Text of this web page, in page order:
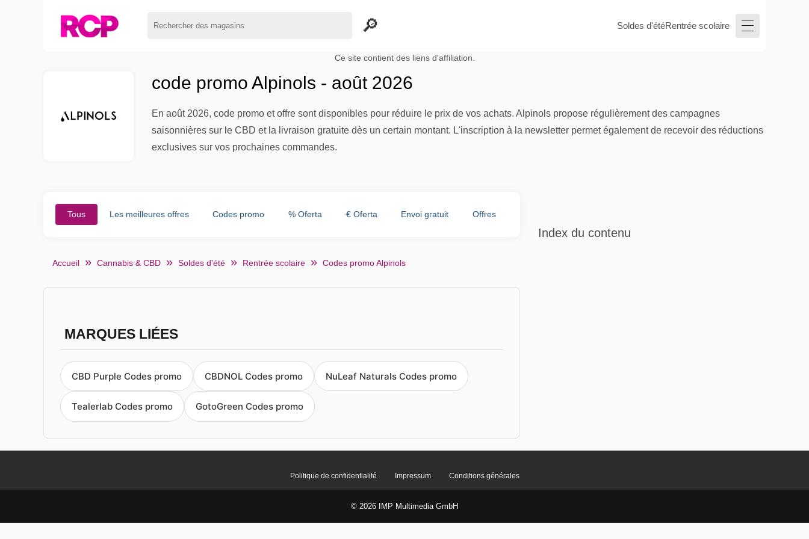
Soldes d'étéRentrée scolaire
Ce site contient des liens d'affiliation.
code promo Alpinols - août 2026
En août 2026, code promo et offre sont disponibles pour réduire le prix de vos achats. Alpinols propose régulièrement des campagnes
saisonnières sur le CBD et la livraison gratuite dès un certain montant. L'inscription à la newsletter permet également de recevoir des réductions
exclusives sur vos prochaines commandes.
Tous Les meilleures offres Codes promo % Oferta € Oferta Envoi gratuit Offres
Accueil Cannabis & CBD Soldes d'été Rentrée scolaire Codes promo Alpinols
MARQUES LIÉES
CBD Purple Codes promo CBDNOL Codes promo NuLeaf Naturals Codes promo
Tealerlab Codes promo GotoGreen Codes promo
Index du contenu
Politique de confidentialité Impressum Conditions générales
© 2026 IMP Multimedia GmbH